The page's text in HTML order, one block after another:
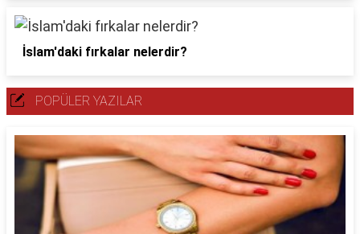
İslam'daki fırkalar nelerdir?
POPÜLER YAZILAR